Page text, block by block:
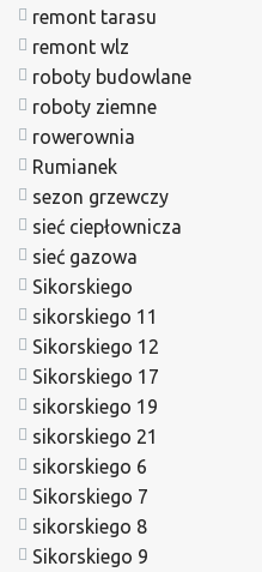
remont tarasu
remont wlz
roboty budowlane
roboty ziemne
rowerownia
Rumianek
sezon grzewczy
sieć ciepłownicza
sieć gazowa
Sikorskiego
sikorskiego 11
Sikorskiego 12
Sikorskiego 17
sikorskiego 19
sikorskiego 21
sikorskiego 6
Sikorskiego 7
sikorskiego 8
Sikorskiego 9